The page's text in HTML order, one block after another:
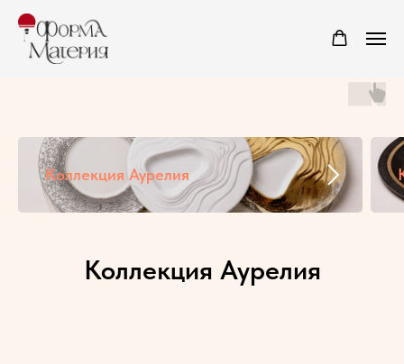
Коллекция Аурелия
Коллекция Аурелия